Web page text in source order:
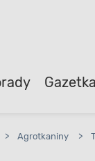
Gazetka
> Agrotkaniny >